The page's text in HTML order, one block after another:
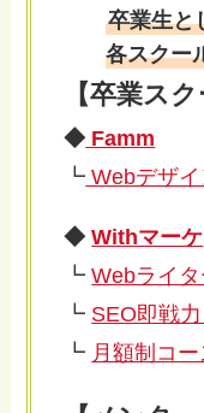
卒業生と
各スクー
【卒業スク
◆ Famm
┗ Webデザ
◆Withマーケ
┗Webライ
┗ SEO即戦
┗ 月額制コー